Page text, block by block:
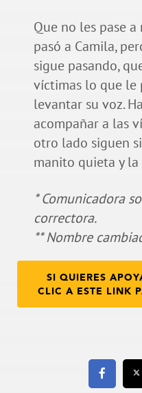
Que no les pase
pasó a Camila,
sigue pasando,
víctimas lo que le
levantar su voz.
acompañar a las
otro lado siguen
manito quieta y
* Comunicadora
correctora.
** Nombre
SI QUIERES
CLIC A ESTE LINK